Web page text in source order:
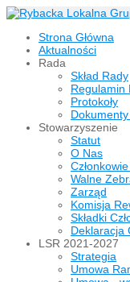
Strona Główna
Aktualności
Rada
Skład Rady
Regulamin
Protokoły
Stowarzyszenie
Statut
O Nas
Walne
Zarząd
Komisja
Składki
Deklaracja
LSR 2021-2027
Strategia
Umowa